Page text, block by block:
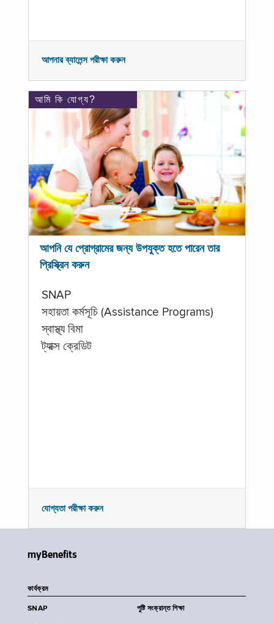
আপনার ব্যালেন্স পরীক্ষা করুন
আমি কি যোগ্য?
আপনি যে প্রোগ্রামের জন্য উপযুক্ত হতে পারেন তার
প্রিস্ক্রিন করুন
SNAP
সহায়তা কর্মসূচি (Assistance Programs)
স্বাস্থ্য বিমা
ট্যাক্স ক্রেডিট
যোগ্যতা পরীক্ষা করুন
myBenefits
কার্যক্রম
SNAP পুষ্টি সংক্রান্ত শিক্ষা